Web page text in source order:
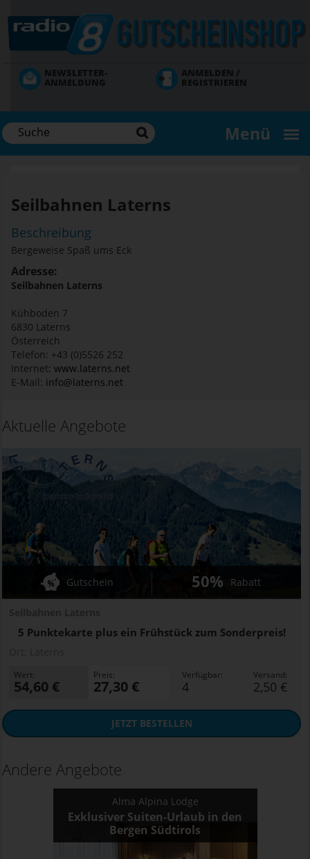
zum
Inhalt
NEWSLETTER-
ANMELDUNG
ANMELDEN /
REGISTRIEREN
Menü
Seilbahnen Laterns
Beschreibung
Bergeweise Spaß ums Eck
Adresse:
Seilbahnen Laterns
Kühboden 7
6830 Laterns
Österreich
Telefon: +43 (0)5526 252
Internet: www.laterns.net
E-Mail: info@laterns.net
Aktuelle Angebote
5 Punktekarte plus ein Frühstück zum Sonderpreis!
Gutschein 50% Rabatt
Wert:
54,60 €
Preis:
27,30 €
Verfügbar:
4
Versand:
2,50 €
JETZTBESTELLEN
Andere Angebote
Alma Alpina Lodge
Exklusiver Suiten-Urlaub in den
Bergen Südtirols